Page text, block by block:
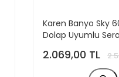
Karen Banyo Sky
Dolap Uyumlu
2.069,00 TL